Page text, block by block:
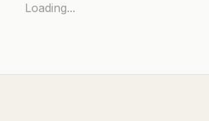
Loading...